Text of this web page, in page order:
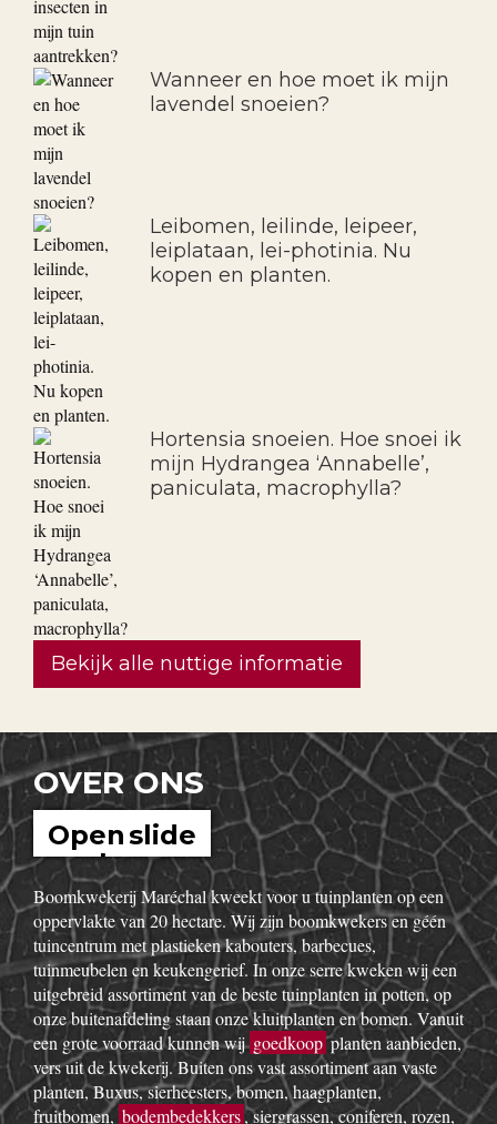
Wanneer en hoe moet ik mijn
lavendel snoeien?
Leibomen, leilinde, leipeer,
leiplataan, lei-photinia. Nu
kopen en planten.
Hortensia snoeien. Hoe snoei ik
mijn Hydrangea ‘Annabelle’,
paniculata, macrophylla?
Bekijk alle nuttige informatie
OVER ONS
Open slide
show
Boomkwekerij Maréchal kweekt voor u tuinplanten op een
oppervlakte van 20 hectare. Wij zijn boomkwekers en géén
tuincentrum met plastieken kabouters, barbecues,
tuinmeubelen en keukengerief. In onze serre kweken wij een
uitgebreid assortiment van de beste tuinplanten in potten, op
onze buitenafdeling staan onze kluitplanten en bomen. Vanuit
een grote voorraad kunnen wijgoedkoopplanten aanbieden,
vers uit de kwekerij. Buiten ons vast assortiment aan vaste
planten, Buxus, sierheesters, bomen, haagplanten,
fruitbomen, bodembedekkers, siergrassen, coniferen, rozen,